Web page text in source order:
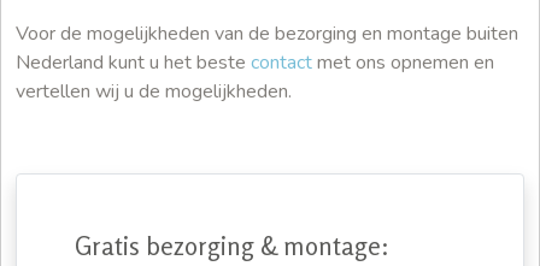
Voor de mogelijkheden van de bezorging en montage buiten
Nederland kunt u het beste contactmet ons opnemen en
vertellen wij u de mogelijkheden.
Gratis bezorging & montage: